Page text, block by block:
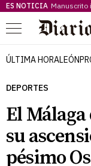
ES NOTICIA Manuscrito
Menú
ÚLTIMA HORALEÓN
DEPORTES
El
su
pésimo